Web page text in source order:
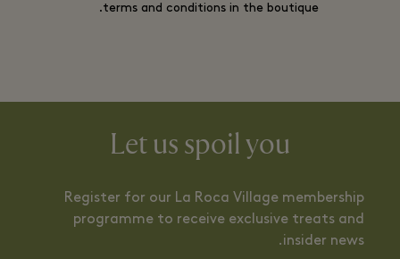
terms and conditions in the boutique.
Let us spoil you
Register for our La Roca Village membership
programme to receive exclusive treats and
insider news.